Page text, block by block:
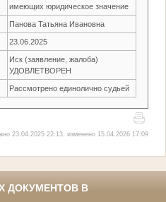
имеющих юридическое значение
Панова Татьяна Ивановна
23.06.2025
Иск (заявление, жалоба)
УДОВЛЕТВОРЕН
Рассмотрено единолично судьей
23.04.2025 22:13, изменено 15.04.2026 17:09
ДОКУМЕНТОВ В